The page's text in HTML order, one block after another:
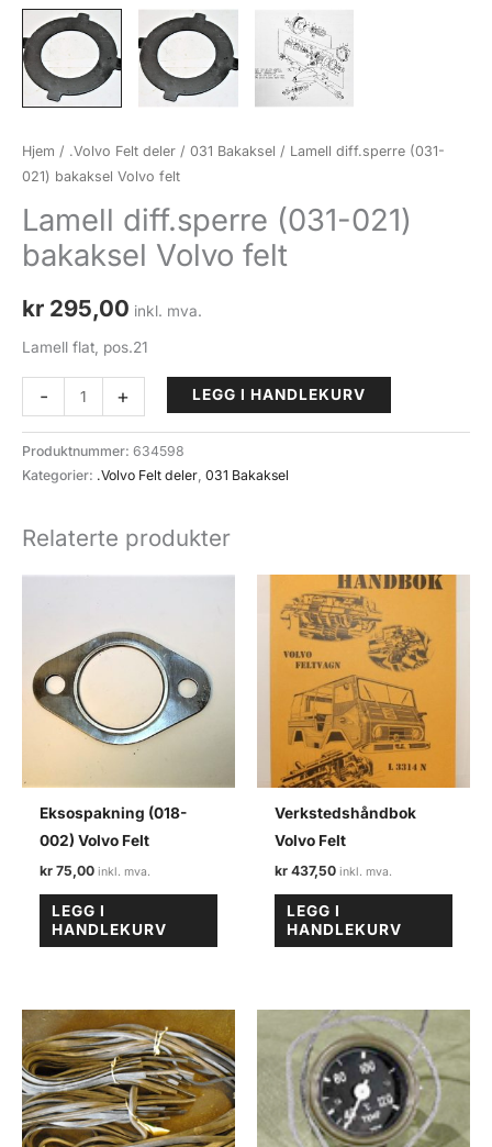
Hjem / .Volvo Felt deler / 031 Bakaksel / Lamell diff.sperre (031-
021) bakaksel Volvo felt
Lamell diff.sperre (031-021)
bakaksel Volvo felt
kr 295,00 inkl. mva.
Lamell flat, pos.21
-
diff.sperre
(031-
021)
Volvo
+ LEGG I HANDLEKURV
Produktnummer: 634598
Kategorier: .Volvo Felt deler 031 Bakaksel
Relaterte produkter
Eksospakning (018-
002) Volvo Felt
kr 75,00
LEGG I
HANDLEKURV
Verkstedshåndbok
Volvo Felt
kr 437,50
LEGG I
HANDLEKURV